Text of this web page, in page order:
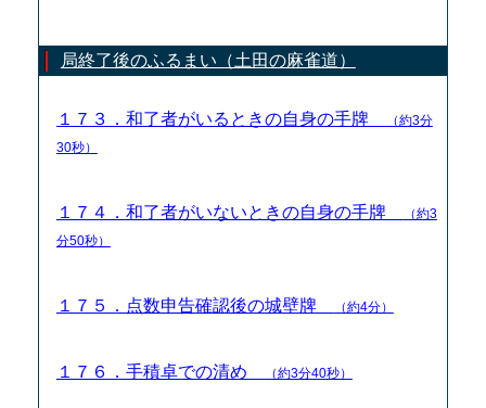
局終了後のふるまい（土田の麻雀道）
１７３．和了者がいるときの自身の手牌
（約3分
30秒）
１７４．和了者がいないときの自身の手牌
（約3
分50秒）
１７５．点数申告確認後の城壁牌 （約4分）
１７６．手積卓での清め （約3分40秒）